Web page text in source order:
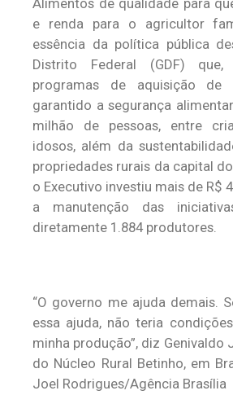
Alimentos de qualidade para
e renda para o agricultor
essência da política pública
Distrito Federal (GDF)
programas de aquisição de
garantido a segurança
milhão de pessoas, entre
idosos, além da
propriedades rurais da capital
o Executivo investiu mais de R$
a manutenção das
diretamente 1.884 produtores.
“O governo me ajuda demais.
essa ajuda, não teria
minha produção”, diz Genivaldo
do Núcleo Rural Betinho, em
Joel Rodrigues/Agência Brasília